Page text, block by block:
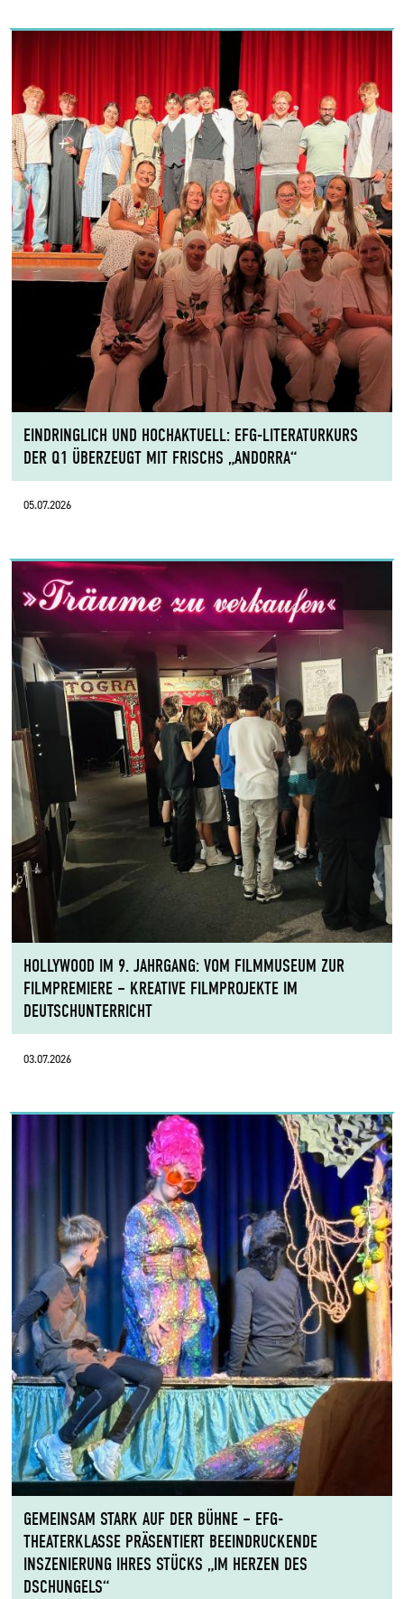
EINDRINGLICH UND HOCHAKTUELL: EFG-LITERATURKURS
DER Q1 ÜBERZEUGT MIT FRISCHS „ANDORRA“
05.07.2026
HOLLYWOOD IM 9. JAHRGANG: VOM FILMMUSEUM ZUR
FILMPREMIERE – KREATIVE FILMPROJEKTE IM
DEUTSCHUNTERRICHT
03.07.2026
GEMEINSAM STARK AUF DER BÜHNE – EFG-
THEATERKLASSE PRÄSENTIERT BEEINDRUCKENDE
INSZENIERUNG IHRES STÜCKS „IM HERZEN DES
DSCHUNGELS“